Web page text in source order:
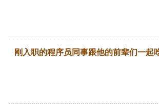
刚入职的程序员同事跟他的前辈们一起